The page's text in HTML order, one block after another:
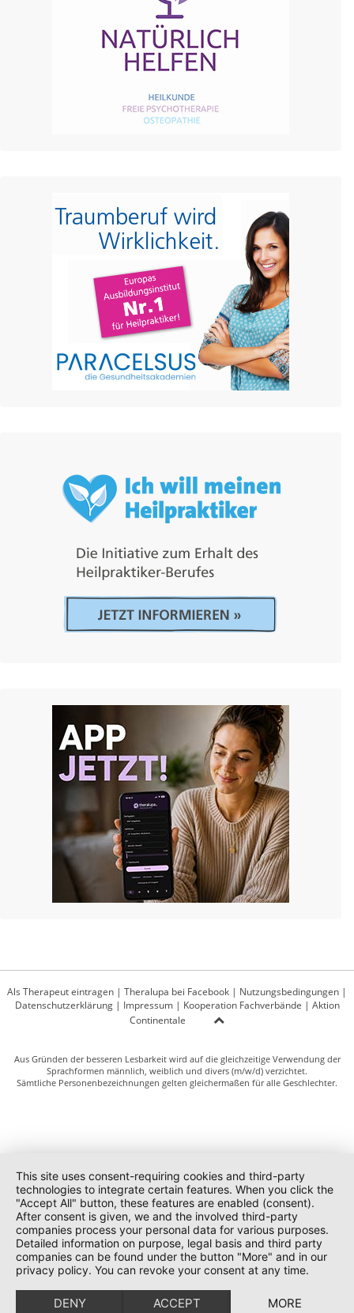
Als Therapeut eintragen | Theralupa bei Facebook | Nutzungsbedingungen |
Datenschutzerklärung| Impressum| Kooperation Fachverbände | Aktion
Continentale
Aus Gründen der besseren Lesbarkeit wird auf die gleichzeitige Verwendung der
Sprachformen männlich, weiblich und divers (m/w/d) verzichtet.
Sämtliche Personenbezeichnungen gelten gleichermaßen für alle Geschlechter.
This site uses consent-requiring cookies and third-party
technologies to integrate certain features. When you click the
"Accept All" button, these features are enabled (consent).
After consent is given, we and the involved third-party
companies process your personal data for various purposes.
Detailed information on purpose, legal basis and third party
companies can be found under the button "More" and in our
privacy policy. You can revoke your consent at any time.
DENY ACCEPT MORE